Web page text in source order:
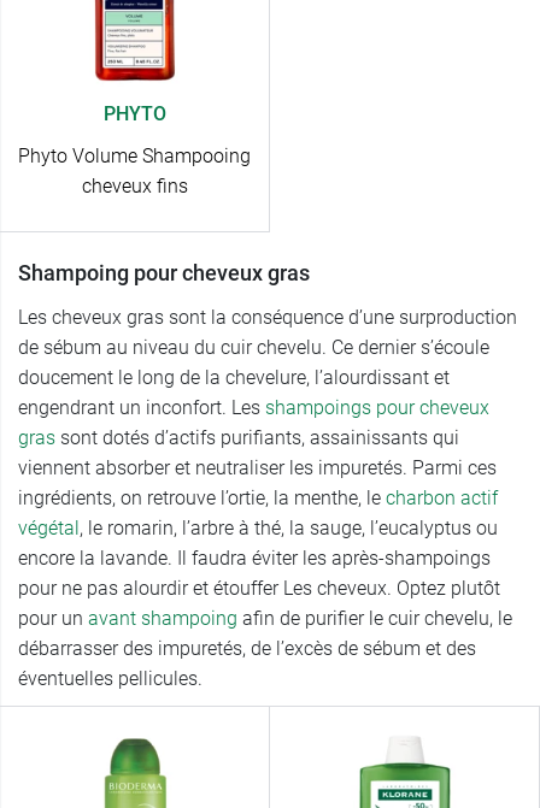
PHYTO
Phyto Volume Shampooing
cheveux fins
Shampoing pour cheveux gras
Les cheveux gras sont la conséquence d’une surproduction
de sébum au niveau du cuir chevelu. Ce dernier s’écoule
doucement le long de la chevelure, l’alourdissant et
engendrant un inconfort. Les shampoings pour cheveux
gras sont dotés d’actifs purifiants, assainissants qui
viennent absorber et neutraliser les impuretés. Parmi ces
ingrédients, on retrouve l’ortie, la menthe, le charbon actif
végétal, le romarin, l’arbre à thé, la sauge, l’eucalyptus ou
encore la lavande. Il faudra éviter les après-shampoings
pour ne pas alourdir et étouffer Les cheveux. Optez plutôt
pour un avant shampoing afin de purifier le cuir chevelu, le
débarrasser des impuretés, de l’excès de sébum et des
éventuelles pellicules.